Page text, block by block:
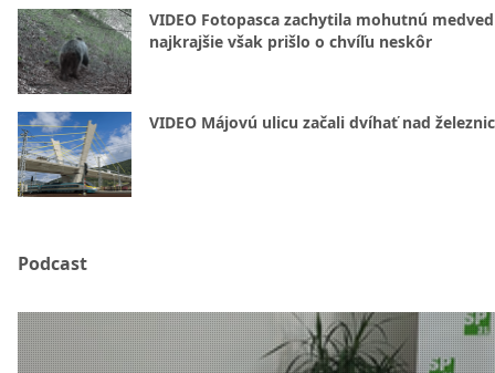
VIDEO Fotopasca zachytila mohutnú
najkrajšie však prišlo o chvíľu neskôr
VIDEO Májovú ulicu začali dvíhať nad
Podcast